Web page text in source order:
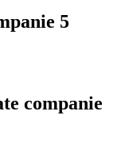
5
companie